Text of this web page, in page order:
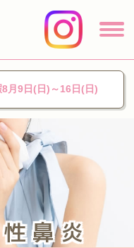
月9日(日)～16日(日)
鼻炎